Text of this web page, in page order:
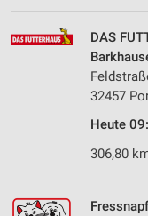
DAS
32457
Heute
306,80